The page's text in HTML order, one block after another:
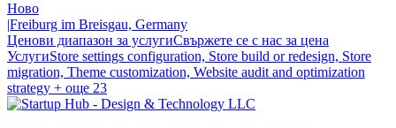
Ново
|Freiburg im Breisgau, Germany
Ценови диапазон за услугиСвържете се с нас за цена
УслугиStore settings configuration, Store build or redesign, Store
migration, Theme customization, Website audit and optimization
strategy + още 23